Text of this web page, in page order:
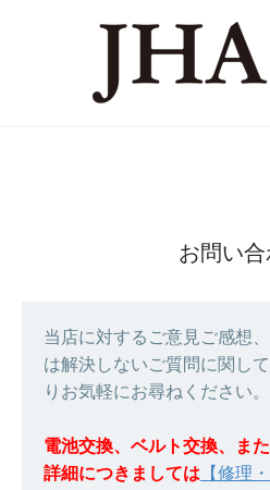
お問い
当店に対するご意見ご感想、
は解決しないご質問に関し
りお気軽にお尋ねください。
電池交換、ベルト交換、ま
詳細につきましては 【修理